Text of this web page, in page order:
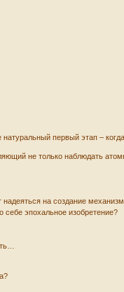
первый этап –
не только наблюдать
на создание
себе эпохальное изобретение?